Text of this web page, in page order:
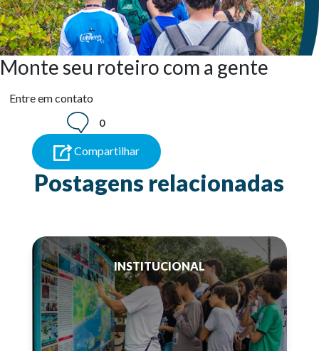
Monte seu roteiro com a gente
Entre em contato
0
Compartilhar
Postagens relacionadas
INSTITUCIONAL